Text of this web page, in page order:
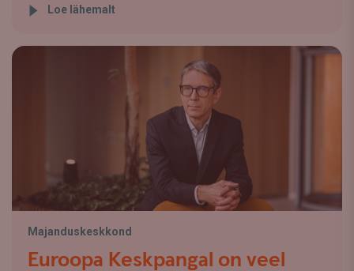
Loe lähemalt
Majanduskeskkond
Euroopa Keskpangal on veel